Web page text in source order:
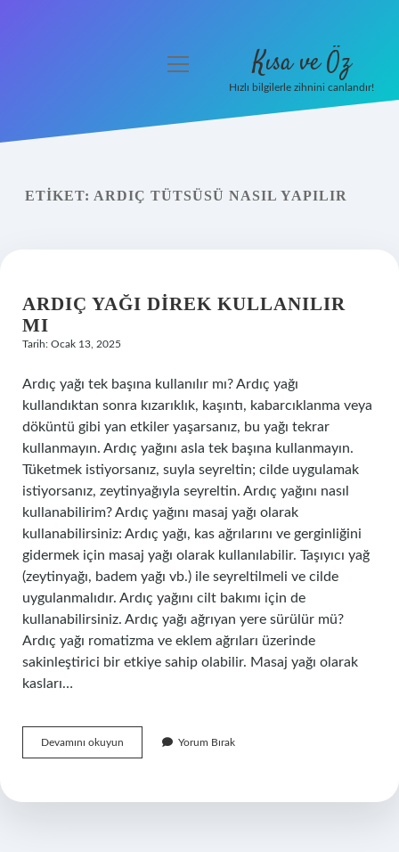
Yasal Uyarı
menüyü
Kısa ve Öz
Hızlı bilgilerle zihnini canlandır!
ETIKET: ARDIÇ TÜTSÜSÜ NASIL YAPILIR
ARDIÇ YAĞI DIREK KULLANILIR
MI
Tarih: Ocak 13, 2025
Ardıç yağı tek başına kullanılır mı? Ardıç yağı
kullandıktan sonra kızarıklık, kaşıntı, kabarcıklanma veya
döküntü gibi yan etkiler yaşarsanız, bu yağı tekrar
kullanmayın. Ardıç yağını asla tek başına kullanmayın.
Tüketmek istiyorsanız, suyla seyreltin; cilde uygulamak
istiyorsanız, zeytinyağıyla seyreltin. Ardıç yağını nasıl
kullanabilirim? Ardıç yağını masaj yağı olarak
kullanabilirsiniz: Ardıç yağı, kas ağrılarını ve gerginliğini
gidermek için masaj yağı olarak kullanılabilir. Taşıyıcı yağ
(zeytinyağı, badem yağı vb.) ile seyreltilmeli ve cilde
uygulanmalıdır. Ardıç yağını cilt bakımı için de
kullanabilirsiniz. Ardıç yağı ağrıyan yere sürülür mü?
Ardıç yağı romatizma ve eklem ağrıları üzerinde
sakinleştirici bir etkiye sahip olabilir. Masaj yağı olarak
kasları…
Devamını okuyun
Yağı
Mı
Yorum Bırak